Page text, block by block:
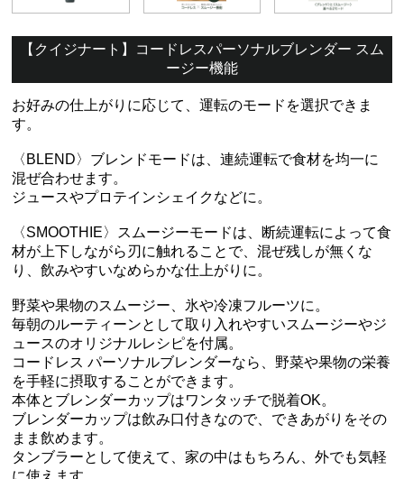
【クイジナート】コードレスパーソナルブレンダー スム
ージー機能
お好みの仕上がりに応じて、運転のモードを選択できま
す。
〈BLEND〉ブレンドモードは、連続運転で食材を均一に
混ぜ合わせます。
ジュースやプロテインシェイクなどに。
〈SMOOTHIE〉スムージーモードは、断続運転によって食
材が上下しながら刃に触れることで、混ぜ残しが無くな
り、飲みやすいなめらかな仕上がりに。
野菜や果物のスムージー、氷や冷凍フルーツに。
毎朝のルーティーンとして取り入れやすいスムージーやジ
ュースのオリジナルレシピを付属。
コードレス パーソナルブレンダーなら、野菜や果物の栄養
を手軽に摂取することができます。
本体とブレンダーカップはワンタッチで脱着OK。
ブレンダーカップは飲み口付きなので、できあがりをその
まま飲めます。
タンブラーとして使えて、家の中はもちろん、外でも気軽
に使えます。